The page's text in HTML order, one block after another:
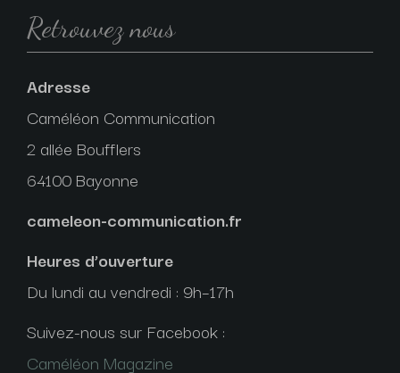
Retrouvez nous
Adresse
Caméléon Communication
2 allée Boufflers
64100 Bayonne
cameleon-communication.fr
Heures d’ouverture
Du lundi au vendredi : 9h–17h
Suivez-nous sur Facebook :
Caméléon Magazine